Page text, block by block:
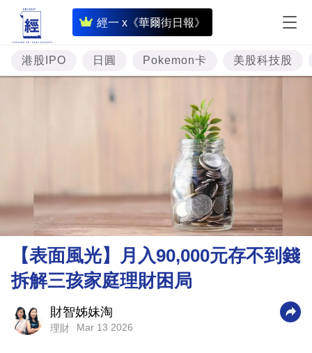
經一 x《華爾街日報》
即
時
財
經
樓
市
理
財
商
業
科
港股IPO 日圓 Pokemon卡 美股科技股
【表面風光】月入90,000元存不到錢
拆解三孩家庭理財困局
財智姊妹淘
理財 Mar 13 2026